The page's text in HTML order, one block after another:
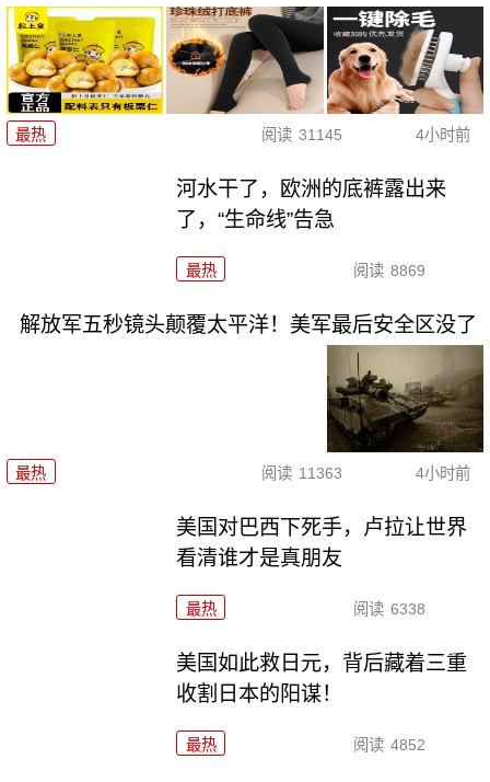
最热 阅读 31145 4小时前
河水干了，欧洲的底裤露出来
了，“生命线”告急
最热 阅读 8869
解放军五秒镜头颠覆太平洋！美军最后安全区没了
最热 阅读 11363 4小时前
美国对巴西下死手，卢拉让世界
看清谁才是真朋友
最热 阅读 6338
美国如此救日元，背后藏着三重
收割日本的阳谋！
最热 阅读 4852